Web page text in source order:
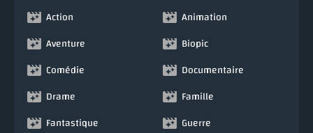
Action
Animation
Aventure
Biopic
Comédie
Documentaire
Drame
Famille
Fantastique
Guerre